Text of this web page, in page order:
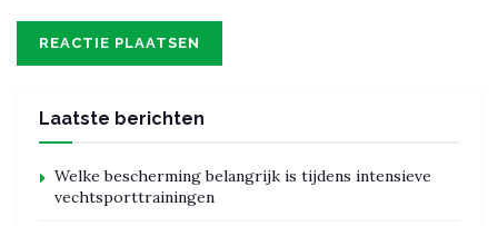
Laatste berichten
Welke bescherming belangrijk is tijdens intensieve
vechtsporttrainingen